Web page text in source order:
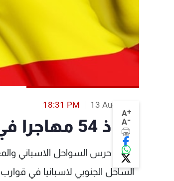
A+
A-
13 Aug 2013
18:31 PM
انقاذ 54 مهاجرا في البحر بين اسبانيا والمغرب
الساحل الجنوبي لاسبانيا في